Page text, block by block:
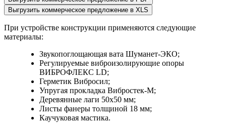
Выгрузить коммерческое предложение в XLS
При устройстве конструкции применяются следующие
материалы:
Звукопоглощающая вата Шуманет-ЭКО;
Регулируемые виброизолирующие опоры
ВИБРОФЛЕКС LD;
Герметик Вибросил;
Упругая прокладка Вибростек-М;
Деревянные лаги 50х50 мм;
Листы фанеры толщиной 18 мм;
Каучуковая мастика.